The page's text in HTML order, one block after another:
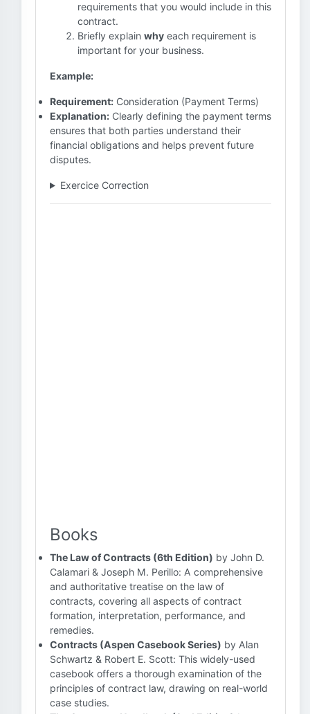
requirements that you would include in this
contract.
Briefly explain why each requirement is
important for your business.
Example:
Requirement: Consideration (Payment Terms)
Explanation: Clearly defining the payment terms
ensures that both parties understand their
financial obligations and helps prevent future
disputes.
Exercice Correction
Books
The Law of Contracts (6th Edition) by John D.
Calamari & Joseph M. Perillo: A comprehensive
and authoritative treatise on the law of
contracts, covering all aspects of contract
formation, interpretation, performance, and
remedies.
Contracts (Aspen Casebook Series) by Alan
Schwartz & Robert E. Scott: This widely-used
casebook offers a thorough examination of the
principles of contract law, drawing on real-world
case studies.